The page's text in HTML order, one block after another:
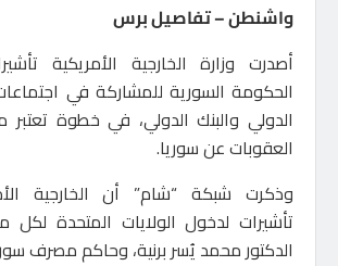
واشنطن – تفاصيل برس
أصدرت وزارة الخارجية الأمريكية
الحكومة السورية للمشاركة في
الدولي والبنك الدولي، في خطوة
العقوبات عن سوريا.
وذكرت شبكة “شام” أن الخارجية
تأشيرات لدخول الولايات المتحدة لكل
الدكتور محمد يُسر برنية، وحاكم مصرف